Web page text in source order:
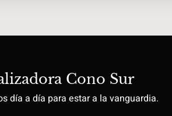
Cono Sur
día a día para estar a la vanguardia.